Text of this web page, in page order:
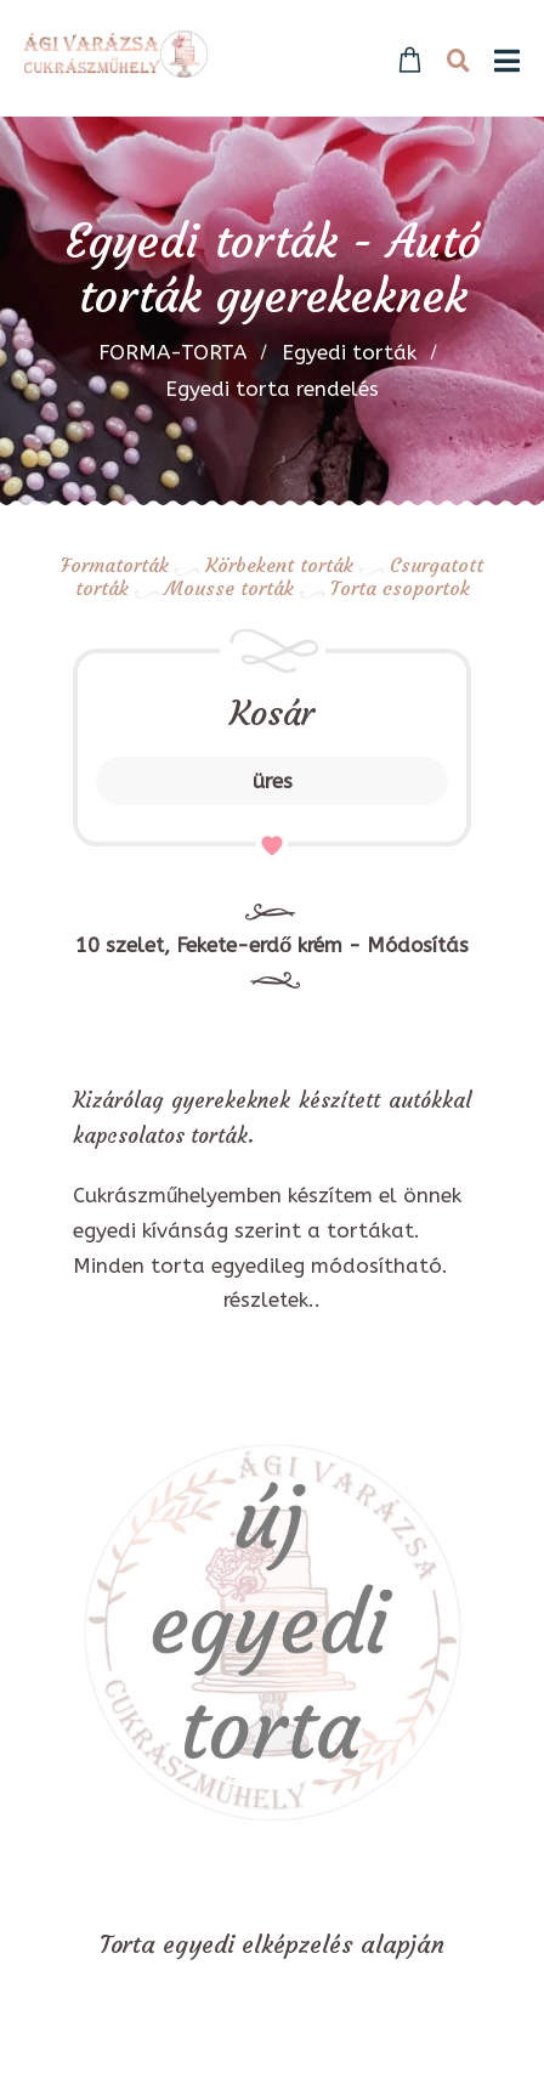
Egyedi torták - Autó
torták gyerekeknek
FORMA-TORTA
Egyedi torták
Egyedi torta rendelés
Formatorták Körbekent torták
Csurgatott
torták
Mousse torták Torta csoportok
Kosár
üres
10 szelet, Fekete-erdő krém - Módosítás
Kizárólag gyerekeknek készített autókkal
kapcsolatos torták.
Cukrászműhelyemben készítem el önnek
egyedi kívánság szerint a tortákat.
Minden torta egyedileg módosítható.
részletek..
Torta egyedi elképzelés alapján